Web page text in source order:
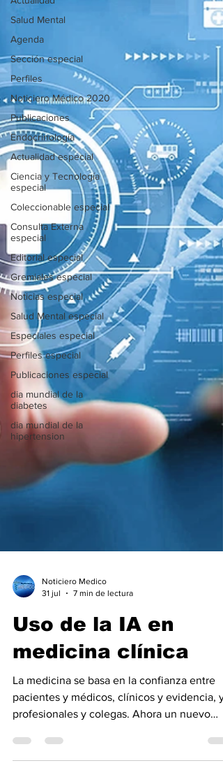
Salud Mental
Agenda
Sección especial
Perfiles
Noticiero Médico 2020
Publicaciones
Endocrinología
Actualidad especial
Ciencia y Tecnología
especial
Coleccionable especial
Consulta Externa
especial
Editorial especial
Gremiales especial
Noticias especial
Salud Mental especial
Especiales especial
Perfiles especial
Publicaciones especial
dia mundial de la
diabetes
dia mundial de la
hipertension
7 min de lectura
Uso de la IA en
medicina clínica
La medicina se basa en la confianza entre
pacientes y médicos, clínicos y evidencia, y
profesionales y colegas. Ahora un nuevo